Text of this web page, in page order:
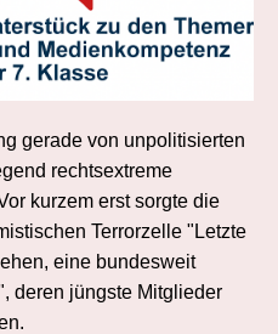
gerade von unpolitisierten
rechtsextreme
kurzem erst sorgte die
Terrorzelle "Letzte
eine bundesweit
deren jüngste Mitglieder